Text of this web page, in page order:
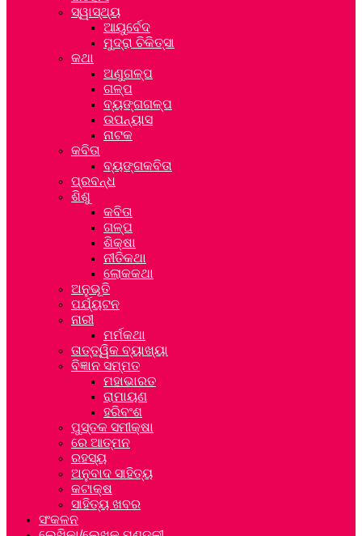
ସ୍ୱାସ୍ଥ୍ୟ
ଆୟୁର୍ବେଦ
ମୁଦ୍ରା ଚିକିତ୍ସା
କଥା
ଅଣୁଗଳ୍ପ
ଗଳ୍ପ
ବ୍ୟଙ୍ଗଗଳ୍ପ
ଉପନ୍ୟାସ
ନାଟକ
କବିତା
ବ୍ୟଙ୍ଗକବିତା
ପ୍ରବନ୍ଧ
ଶିଶୁ
କବିତା
ଗଳ୍ପ
ଶିକ୍ଷା
ନୀତିକଥା
ଲୋକକଥା
ଅନୁଭୂତି
ପର୍ଯ୍ୟଟନ
ନାରୀ
ମର୍ମକଥା
ତାତ୍ତ୍ୱିକ ବ୍ୟାଖ୍ୟା
ବିଜ୍ଞାନ ସମ୍ମତ
ମହାଭାରତ
ରାମାୟଣ
ହରିବଂଶ
ପୁସ୍ତକ ସମୀକ୍ଷା
ରେ ଆତ୍ମନ
ରହସ୍ୟ
ଅନୁବାଦ ସାହିତ୍ୟ
କଟାକ୍ଷ
ସାହିତ୍ୟ ଖବର
ସଂକଳନ